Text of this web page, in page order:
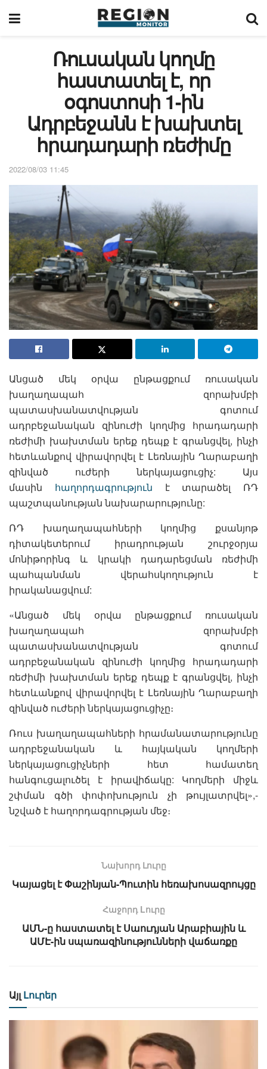
Ռուսական կողմը
հաստատել է, որ
օգոստոսի 1-ին
Ադրբեջանն է խախտել
հրադադարի ռեժիմը
2022/08/03 11:45
Անցած մեկ օրվա ընթացքում ռուսական
խաղաղապահ զորախմբի
պատասխանատվության գոտում
ադրբեջանական զինուժի կողմից հրադադարի
ռեժիմի խախտման երեք դեպք է գրանցվել, ինչի
հետևանքով վիրավորվել է Լեռնային Ղարաբաղի
զինված ուժերի ներկայացուցիչ: Այս
մասին հաղորդագրություն է տարածել ՌԴ
պաշտպանության նախարարությունը:
ՌԴ խաղաղապահների կողմից քսանյոթ
դիտակետերում իրադրության շուրջօրյա
մոնիթորինգ և կրակի դադարեցման ռեժիմի
պահպանման վերահսկողություն է
իրականացվում:
«Անցած մեկ օրվա ընթացքում ռուսական
խաղաղապահ զորախմբի
պատասխանատվության գոտում
ադրբեջանական զինուժի կողմից հրադադարի
ռեժիմի խախտման երեք դեպք է գրանցվել, ինչի
հետևանքով վիրավորվել է Լեռնային Ղարաբաղի
զինված ուժերի ներկայացուցիչը։
Ռուս խաղաղապահների հրամանատարությունը
ադրբեջանական և հայկական կողմերի
ներկայացուցիչների հետ համատեղ
հանգուցալուծել է իրավիճակը: Կողմերի միջև
շփման գծի փոփոխություն չի թույլատրվել»,-
նշված է հաղորդագրության մեջ։
Նախորդ Լուրը
Կայացել է Փաշինյան-Պուտին հեռախոսազրույցը
Հաջորդ Lուրը
ԱՄՆ-ը հաստատել է Սաուդյան Արաբիային և
ԱՄԷ-ին սպառազինությունների վաճառքը
Այլ Լուրեր